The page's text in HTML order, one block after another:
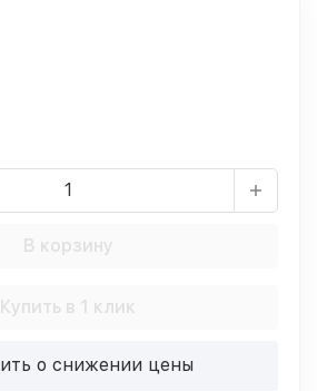
В корзину
Купить в 1 клик
о снижении цены